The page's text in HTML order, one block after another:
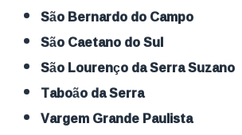
São Bernardo do Campo
São Caetano do Sul
São Lourenço da Serra Suzano
Taboão da Serra
Vargem Grande Paulista